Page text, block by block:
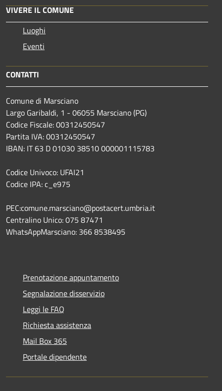
VIVERE IL COMUNE
Luoghi
Eventi
CONTATTI
Comune di Marsciano
Largo Garibaldi, 1 - 06055 Marsciano (PG)
Codice Fiscale: 00312450547
Partita IVA: 00312450547
IBAN: IT 63 D 01030 38510 000001115783
Codice Univoco: UFAI21
Codice IPA: c_e975
PEC:comune.marsciano@postacert.umbria.it
Centralino Unico: 075 87471
WhatsAppMarsciano: 366 8538495
Prenotazione appuntamento
Segnalazione disservizio
Leggi le FAQ
Richiesta assistenza
Mail Box 365
Portale dipendente